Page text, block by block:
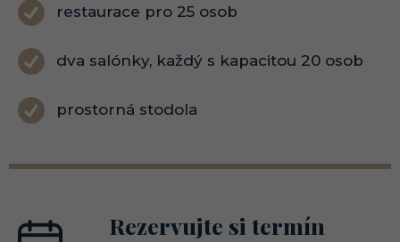
restaurace pro 25 osob
dva salónky, každý s kapacitou 20 osob
prostorná stodola
Rezervujte si termín